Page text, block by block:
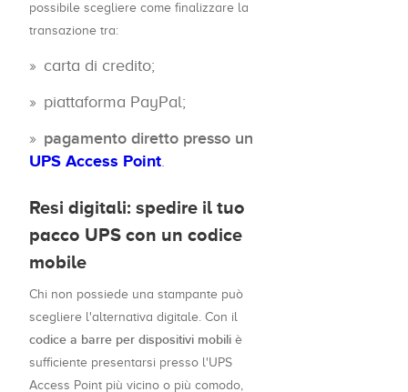
possibile scegliere come finalizzare la
transazione tra:
carta di credito;
piattaforma PayPal;
pagamento diretto presso un
UPS Access Point.
Resi digitali: spedire il tuo
pacco UPS con un codice
mobile
Chi non possiede una stampante può
scegliere l'alternativa digitale. Con il
codice a barre per dispositivi mobili è
sufficiente presentarsi presso l'UPS
Access Point più vicino o più comodo,